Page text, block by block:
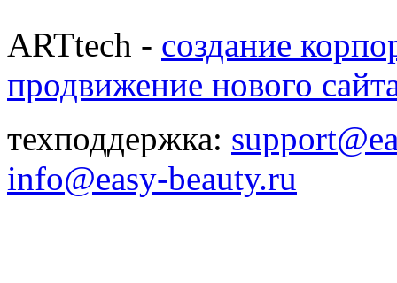
ARTtech - создание
продвижение нового
техподдержка:
info@easy-beauty.ru